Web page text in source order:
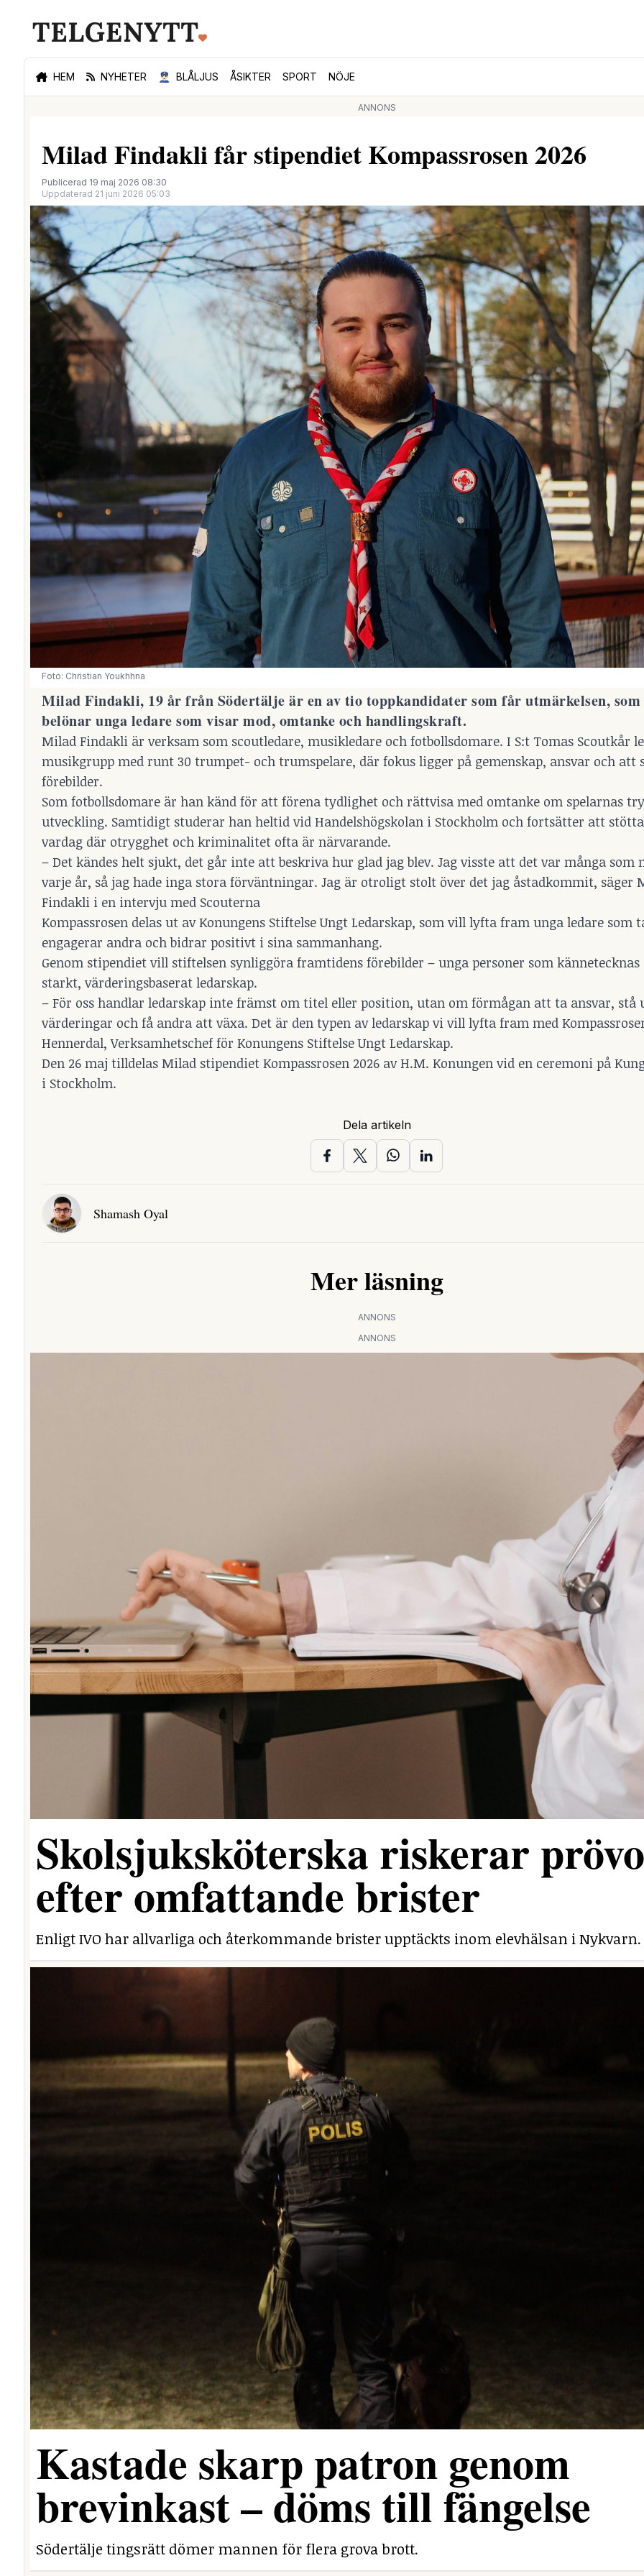
HEM NYHETER 👮🏻‍♂️ BLÅLJUS ÅSIKTER SPORT NÖJE
ANNONS
Milad Findakli får stipendiet Kompassrosen 2026
Publicerad 19 maj 2026 08:30
Uppdaterad 21 juni 2026 05:03
Foto: Christian Youkhhna
Milad Findakli, 19 år från Södertälje är en av tio toppkandidater som får utmärkelsen,
belönar unga ledare som visar mod, omtanke och handlingskraft.
Milad Findakli är verksam som scoutledare, musikledare och fotbollsdomare. I S:t Tomas Scoutkår
musikgrupp med runt 30 trumpet- och trumspelare, där fokus ligger på gemenskap, ansvar och att
förebilder.
Som fotbollsdomare är han känd för att förena tydlighet och rättvisa med omtanke om spelarnas
utveckling. Samtidigt studerar han heltid vid Handelshögskolan i Stockholm och fortsätter att
vardag där otrygghet och kriminalitet ofta är närvarande.
– Det kändes helt sjukt, det går inte att beskriva hur glad jag blev. Jag visste att det var många som
varje år, så jag hade inga stora förväntningar. Jag är otroligt stolt över det jag åstadkommit, säger
Findakli i en intervju med Scouterna
Kompassrosen delas ut av Konungens Stiftelse Ungt Ledarskap, som vill lyfta fram unga ledare som
engagerar andra och bidrar positivt i sina sammanhang.
Genom stipendiet vill stiftelsen synliggöra framtidens förebilder – unga personer som kännetecknas
starkt, värderingsbaserat ledarskap.
– För oss handlar ledarskap inte främst om titel eller position, utan om förmågan att ta ansvar, stå
värderingar och få andra att växa. Det är den typen av ledarskap vi vill lyfta fram med
Hennerdal, Verksamhetschef för Konungens Stiftelse Ungt Ledarskap.
Den 26 maj tilldelas Milad stipendiet Kompassrosen 2026 av H.M. Konungen vid en ceremoni på
i Stockholm.
Dela artikeln
Shamash Oyal
Mer läsning
ANNONS
ANNONS
Skolsjuksköterska riskerar
efter omfattande brister
Enligt IVO har allvarliga och återkommande brister upptäckts inom elevhälsan i Nykvarn.
Kastade skarp patron genom
brevinkast – döms till fängelse
Södertälje tingsrätt dömer mannen för flera grova brott.